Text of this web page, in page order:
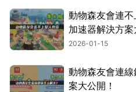
動物森友會連
加速器解決方案
2026-01-15
動物森友會連
案大公開！